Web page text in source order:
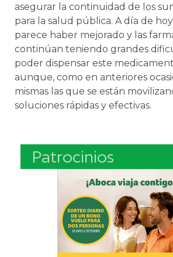
asegurar la continuidad de los
para la salud pública. A día de
parece haber mejorado y las
continúan teniendo grandes
poder dispensar este
aunque, como en anteriores
mismas las que se están
soluciones rápidas y efectivas.
Patrocinios